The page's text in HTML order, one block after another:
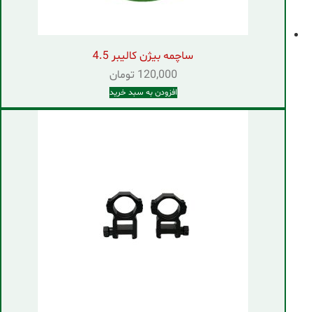
ساچمه بیژن کالیبر 4.5
120,000 تومان
افزودن به سبد خرید